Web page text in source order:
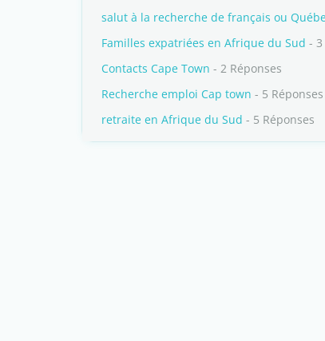
salut à la recherche de français ou
Familles expatriées en Afrique du Sud - 3
Contacts Cape Town - 2 Réponses
Recherche emploi Cap town - 5 Réponses
retraite en Afrique du Sud - 5 Réponses